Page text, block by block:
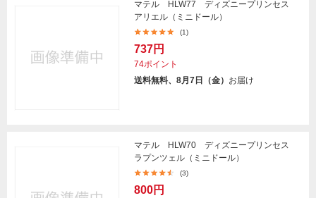
マテル HLW77 ディズニープリンセス
アリエル（ミニドール）
(1)
737円
74ポイント
送料無料、8月7日（金） お届け
マテル HLW70 ディズニープリンセス
ラプンツェル（ミニドール）
(3)
800円